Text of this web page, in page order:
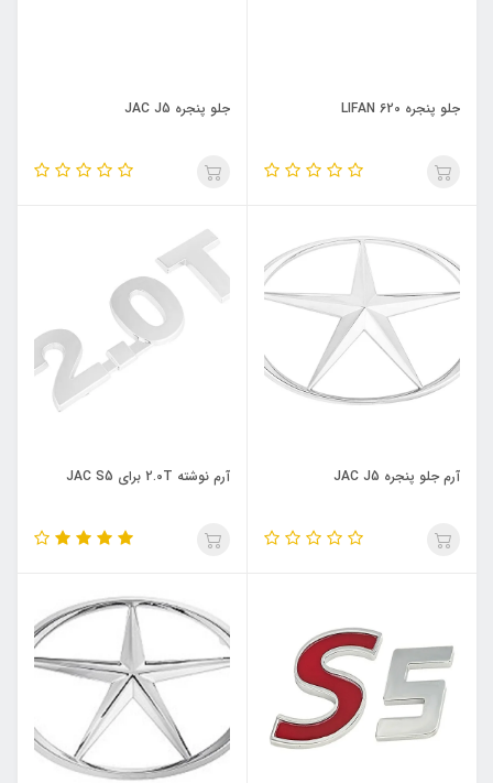
جلو پنجره LIFAN 620 جلو پنجره JAC J5
آرم جلو پنجره JAC J5 آرم نوشته 2.0T برای JAC S5